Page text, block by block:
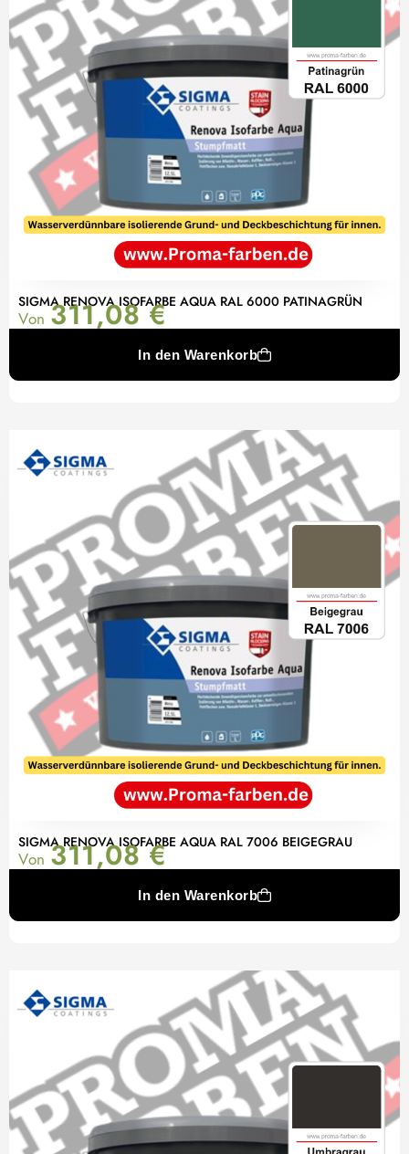
SIGMA RENOVA ISOFARBE AQUA RAL 6000 PATINAGRÜN
Von 311,08€
In den Warenkorb
SIGMA RENOVA ISOFARBE AQUA RAL 7006 BEIGEGRAU
Von 311,08€
In den Warenkorb